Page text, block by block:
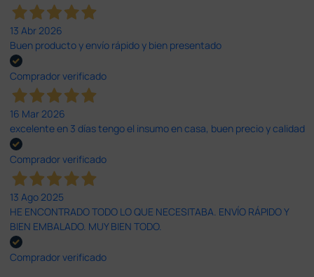
13 Abr 2026
Buen producto y envío rápido y bien presentado
Comprador verificado
16 Mar 2026
excelente en 3 días tengo el insumo en casa, buen precio y calidad
Comprador verificado
13 Ago 2025
HE ENCONTRADO TODO LO QUE NECESITABA. ENVÍO RÁPIDO Y
BIEN EMBALADO. MUY BIEN TODO.
Comprador verificado